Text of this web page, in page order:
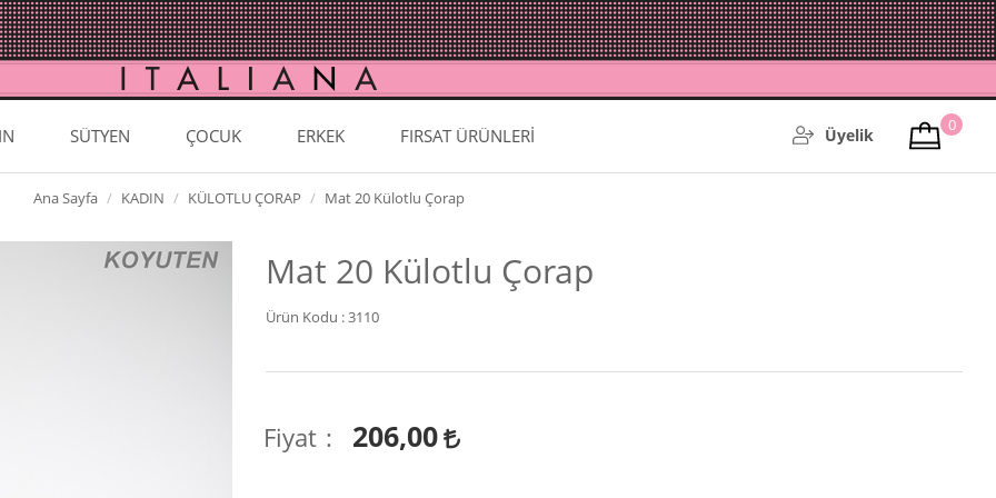
SÜTYEN ÇOCUK ERKEK FIRSAT ÜRÜNLERİ Üyelik 0
Ana Sayfa KADIN KÜLOTLU ÇORAP Mat 20 Külotlu Çorap
Mat 20 Külotlu Çorap
Ürün Kodu :3110
Fiyat 206,00